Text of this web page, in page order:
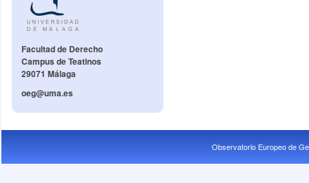
Facultad de Derecho
Campus de Teatinos
29071 Málaga
oeg@uma.es
Observatorio Europeo de